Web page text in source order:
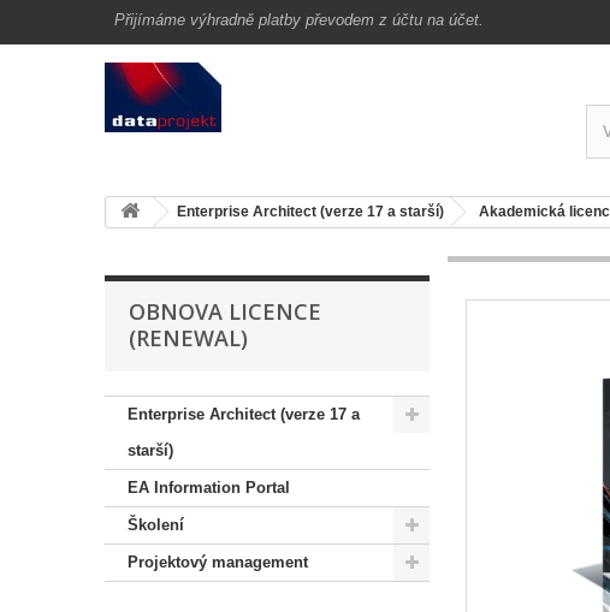
Přijímáme výhradně platby převodem z účtu na účet.
Enterprise Architect (verze 17 a starší) Akademická
OBNOVA LICENCE
(RENEWAL)
Enterprise Architect (verze 17 a
starší)
EA Information Portal
Školení
Projektový management